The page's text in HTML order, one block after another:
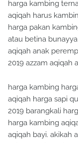
aqiqah harus
harga pakan
atau betina
aqiqah anak
2019 azzam aqiqah
aqiqah harga sapi
2019 barangkali
harga kambing
aqiqah bayi. akikah
akikah bayi kami